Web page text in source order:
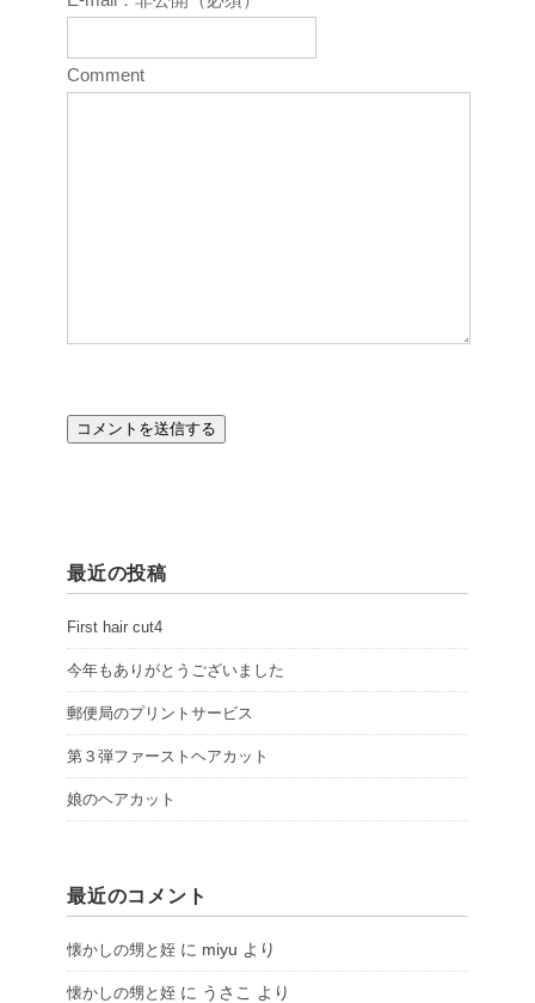
Comment
最近の投稿
First hair cut4
今年もありがとうございました
郵便局のプリントサービス
第３弾ファーストヘアカット
娘のヘアカット
最近のコメント
懐かしの甥と姪 に miyu より
懐かしの甥と姪 に うさこ より